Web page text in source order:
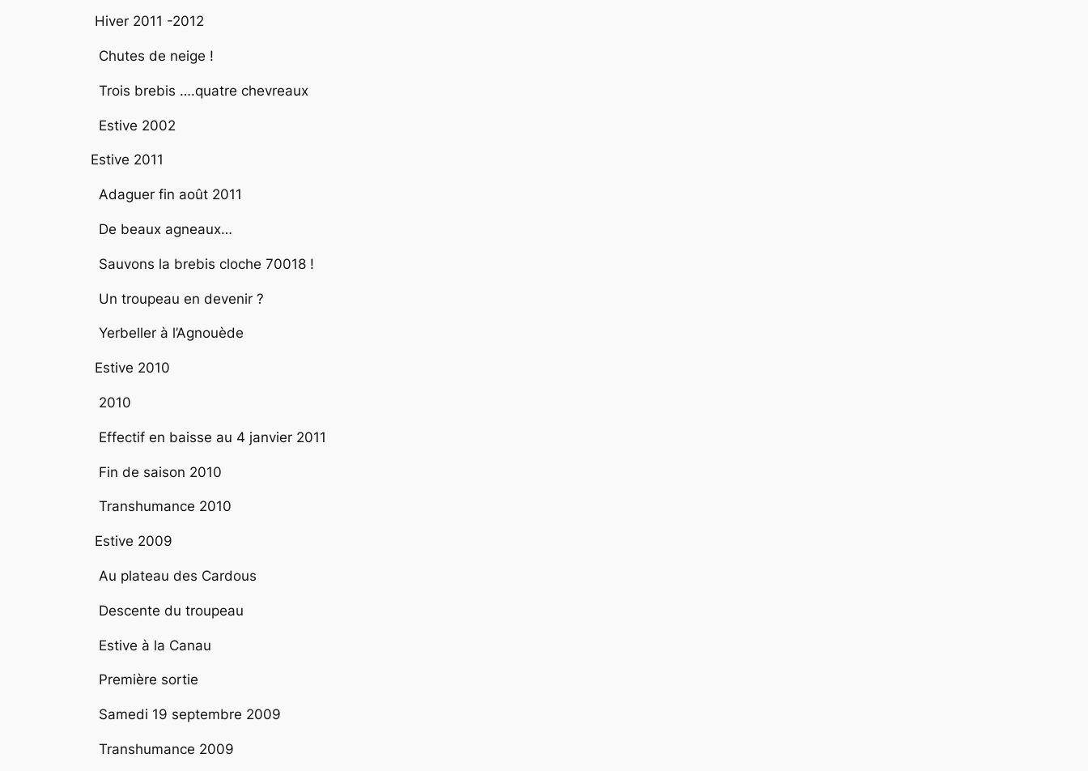
Hiver 2011 -2012
Chutes de neige !
Trois brebis ….quatre chevreaux
Estive 2002
Estive 2011
Adaguer fin août 2011
De beaux agneaux…
Sauvons la brebis cloche 70018 !
Un troupeau en devenir ?
Yerbeller à l’Agnouède
Estive 2010
2010
Effectif en baisse au 4 janvier 2011
Fin de saison 2010
Transhumance 2010
Estive 2009
Au plateau des Cardous
Descente du troupeau
Estive à la Canau
Première sortie
Samedi 19 septembre 2009
Transhumance 2009